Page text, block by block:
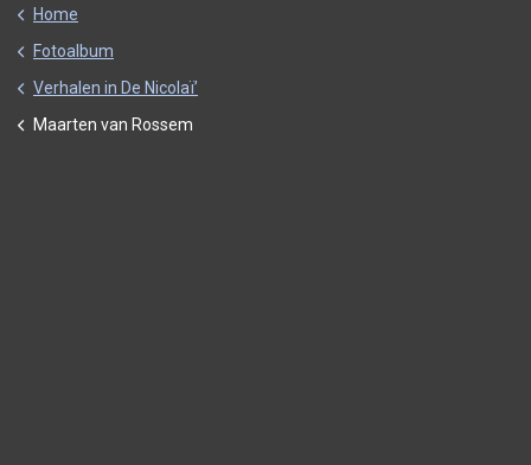
Home
Fotoalbum
Verhalen in De Nicolaï’
Maarten van Rossem